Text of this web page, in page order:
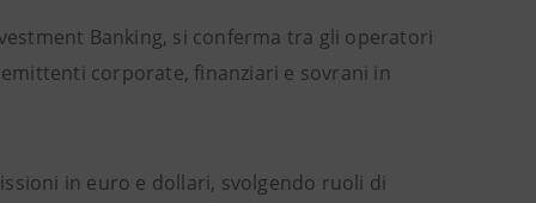
Banking, si conferma tra gli operatori
corporate, finanziari e sovrani in
in euro e dollari, svolgendo ruoli di